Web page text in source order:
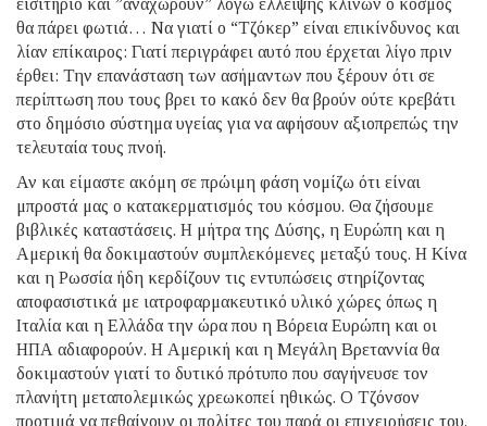
θα πάρει φωτιά… Να γιατί ο “Τζόκερ” είναι επικίνδυνος και
λίαν επίκαιρος: Γιατί περιγράφει αυτό που έρχεται λίγο πριν
έρθει: Την επανάσταση των ασήμαντων που ξέρουν ότι σε
περίπτωση που τους βρει το κακό δεν θα βρούν ούτε κρεβάτι
στο δημόσιο σύστημα υγείας για να αφήσουν αξιοπρεπώς την
τελευταία τους πνοή.
Αν και είμαστε ακόμη σε πρώιμη φάση νομίζω ότι είναι
μπροστά μας ο κατακερματισμός του κόσμου. Θα ζήσουμε
βιβλικές καταστάσεις. Η μήτρα της Δύσης, η Ευρώπη και η
Αμερική θα δοκιμαστούν συμπλεκόμενες μεταξύ τους. Η Κίνα
και η Ρωσσία ήδη κερδίζουν τις εντυπώσεις στηρίζοντας
αποφασιστικά με ιατροφαρμακευτικό υλικό χώρες όπως η
Ιταλία και η Ελλάδα την ώρα που η Βόρεια Ευρώπη και οι
ΗΠΑ αδιαφορούν. Η Αμερική και η Μεγάλη Βρεταννία θα
δοκιμαστούν γιατί το δυτικό πρότυπο που σαγήνευσε τον
πλανήτη μεταπολεμικώς χρεωκοπεί ηθικώς. Ο Τζόνσον
προτιμά να πεθαίνουν οι πολίτες του παρά οι επιχειρήσεις του.